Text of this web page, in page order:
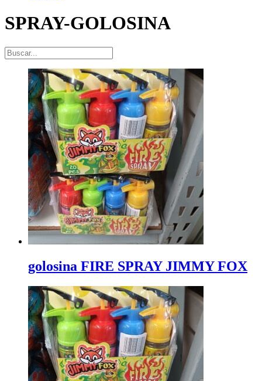
SPRAY-GOLOSINA
golosina FIRE SPRAY JIMMY FOX